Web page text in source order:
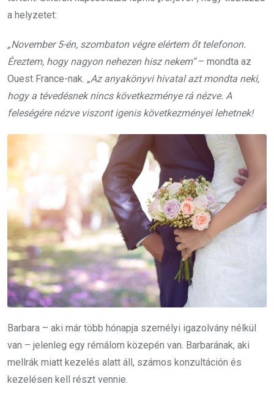
a helyzetet:
„November 5-én, szombaton végre elértem őt telefonon.
Éreztem, hogy nagyon nehezen hisz nekem”– mondta az
Ouest France-nak. „Az anyakönyvi hivatal azt mondta neki,
hogy a tévedésnek nincs következménye rá nézve. A
feleségére nézve viszont igenis következményei lehetnek!
Barbara – aki már több hónapja személyi igazolvány nélkül
van – jelenleg egy rémálom közepén van. Barbarának, aki
mellrák miatt kezelés alatt áll, számos konzultáción és
kezelésen kell részt vennie.